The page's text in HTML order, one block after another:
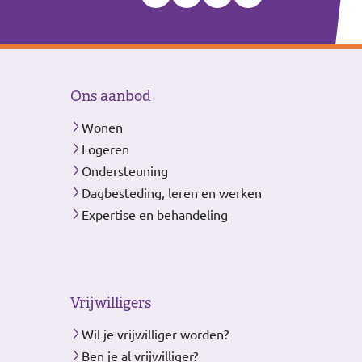
Ons aanbod
Wonen
Logeren
Ondersteuning
Dagbesteding, leren en werken
Expertise en behandeling
Vrijwilligers
Wil je vrijwilliger worden?
Ben je al vrijwilliger?